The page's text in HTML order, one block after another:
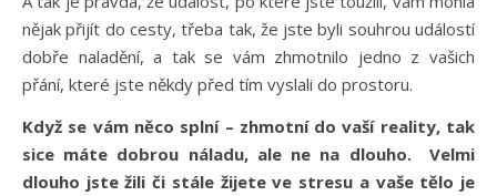
nějak přijít do cesty, třeba tak, že jste byli souhrou událostí
dobře naladění, a tak se vám zhmotnilo jedno z vašich
přání, které jste někdy před tím vyslali do prostoru.
Když se vám něco splní – zhmotní do vaší reality, tak
sice máte dobrou náladu, ale ne na dlouho.
Velmi
dlouho jste žili či stále žijete ve stresu a vaše tělo je